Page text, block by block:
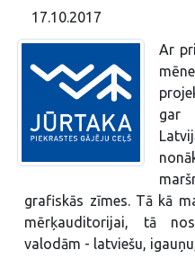
17.10.2017
Ar
gar
grafiskās zīmes. Tā kā
mērķauditorijai, tā
valodām - latviešu,